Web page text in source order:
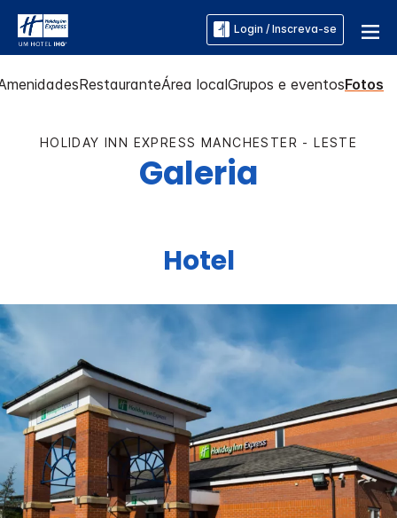
Login / Inscreva-se
RestauranteÁrea localGrupos e eventosFotos
HOLIDAY INN EXPRESS MANCHESTER - LESTE
Galeria
Hotel